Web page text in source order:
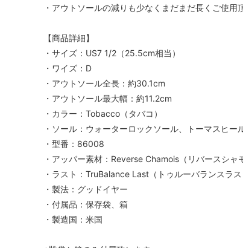
・アウトソールの減りも少なくまだまだ長くご使用
【商品詳細】
・サイズ：US7 1/2（25.5cm相当）
・ワイズ：D
・アウトソール全長：約30.1cm
・アウトソール最大幅：約11.2cm
・カラー：Tobacco（タバコ）
・ソール：ウォーターロックソール、トーマスヒー
・型番：86008
・アッパー素材：Reverse Chamois（リバースシャ
・ラスト：TruBalance Last（トゥルーバランスラス
・製法：グッドイヤー
・付属品：保存袋、箱
・製造国：米国